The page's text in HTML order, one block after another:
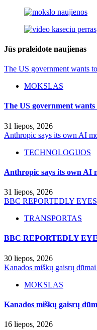
Jūs praleidote naujienas
The US government wants
MOKSLAS
The US government
31 liepos, 2026
Anthropic says its own AI
TECHNOLOGIJOS
Anthropic says its own AI
31 liepos, 2026
BBC REPORTEDLY
TRANSPORTAS
BBC REPORTEDLY
30 liepos, 2026
Kanados miškų gaisrų
MOKSLAS
Kanados miškų gaisrų
16 liepos, 2026